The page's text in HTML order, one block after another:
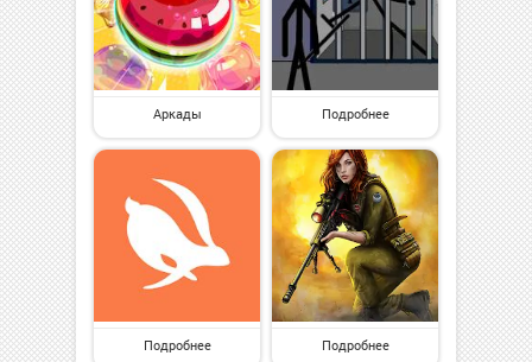
Аркады Подробнее
Подробнее Подробнее